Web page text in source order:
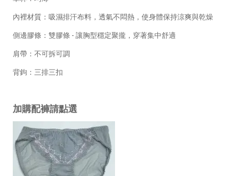
內裡材質：吸濕排汗布料，透氣不悶熱，使身體保持涼爽與乾燥
側邊膠條：雙膠條 - 讓胸型穩定聚攏，穿著集中舒適
肩帶：不可拆可調
背鉤：三排三扣
加購配褲請點選